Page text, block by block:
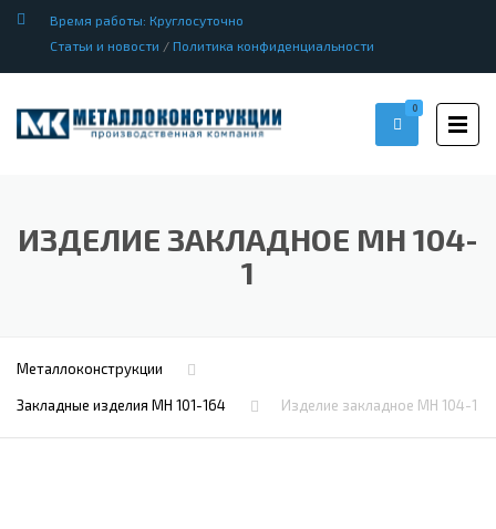
Время работы: Круглосуточно
Статьи и новости / Политика конфиденциальности
0
ИЗДЕЛИЕ ЗАКЛАДНОЕ МН 104-
1
Металлоконструкции
Закладные изделия МН 101-164 Изделие закладное МН 104-1